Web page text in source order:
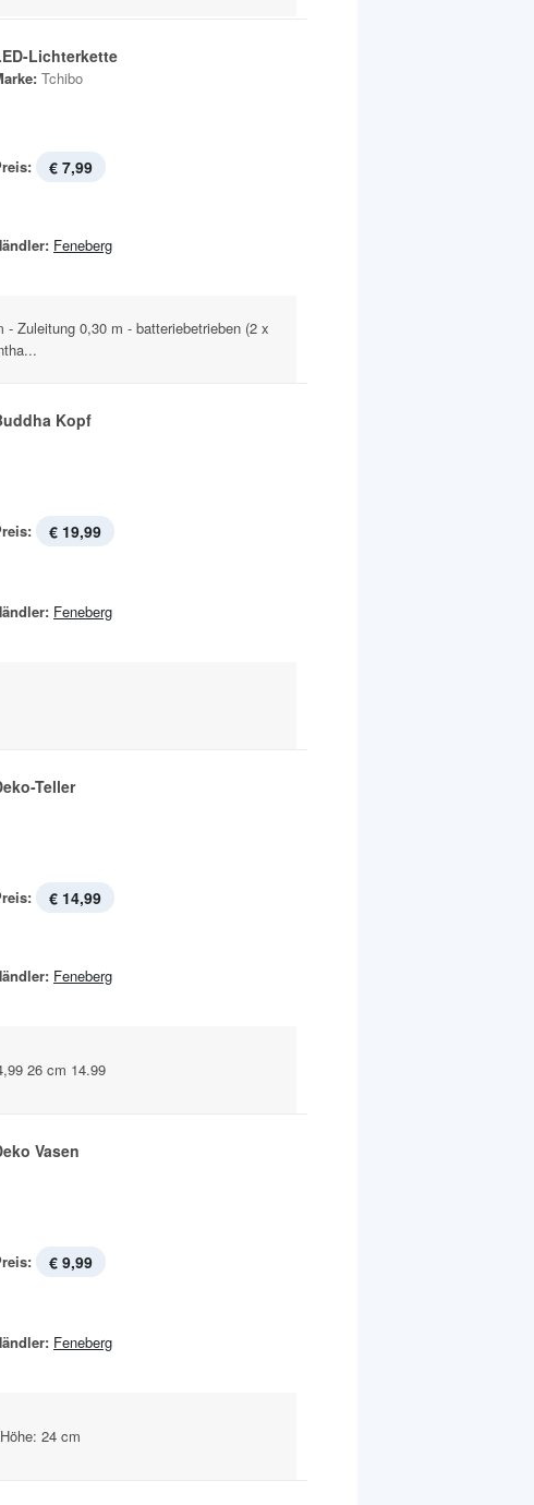
Lichterkette
Tchibo
€ 7,99
Feneberg
Zuleitung 0,30 m - batteriebetrieben (2 x
Kopf
€ 19,99
Feneberg
Teller
€ 14,99
Feneberg
26 cm 14.99
Vasen
€ 9,99
Feneberg
24 cm